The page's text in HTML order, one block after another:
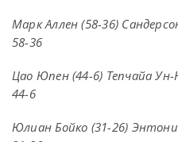
Марк Аллен (58-36)
58-36
Цао Юпен (44-6) Тепчайа Ун-
44-6
Юлиан Бойко (31-26)